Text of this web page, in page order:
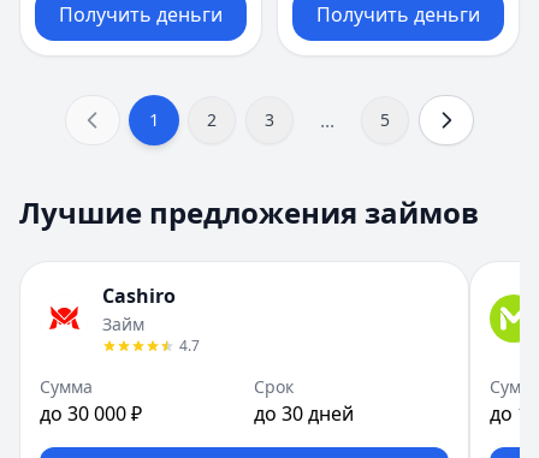
Получить деньги Получить деньги
1 2 3 ... 5
Лучшие предложения займов
Cashiro
Займ
4.7
Сумма
до 30 000 ₽
Срок
до 30 дней до